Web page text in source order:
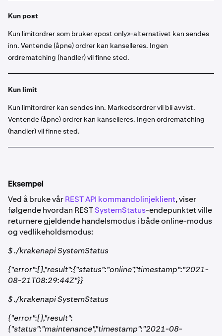
Kun post
Kun limitordrer som bruker «post only»-alternativet kan sendes
inn. Ventende (åpne) ordrer kan kanselleres. Ingen
ordrematching (handler) vil finne sted.
Kun limit
Kun limitordrer kan sendes inn. Markedsordrer vil bli avvist.
Ventende (åpne) ordrer kan kanselleres. Ingen ordrematching
(handler) vil finne sted.
Eksempel
Ved å bruke vårREST API kommandolinjeklient, viser
følgende hvordan RESTSystemStatus-endepunktet ville
returnere gjeldende handelsmodus i både online-modus
og vedlikeholdsmodus:
$ ./krakenapi SystemStatus
{"error":[],"result":{"status":"online","timestamp":"2021-
08-21T08:29:44Z"}}
$ ./krakenapi SystemStatus
{"error":[],"result":
{"status":"maintenance","timestamp":"2021-08-